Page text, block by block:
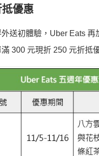
優惠
送初體驗，Uber Eats
300 元現折 250 元折抵